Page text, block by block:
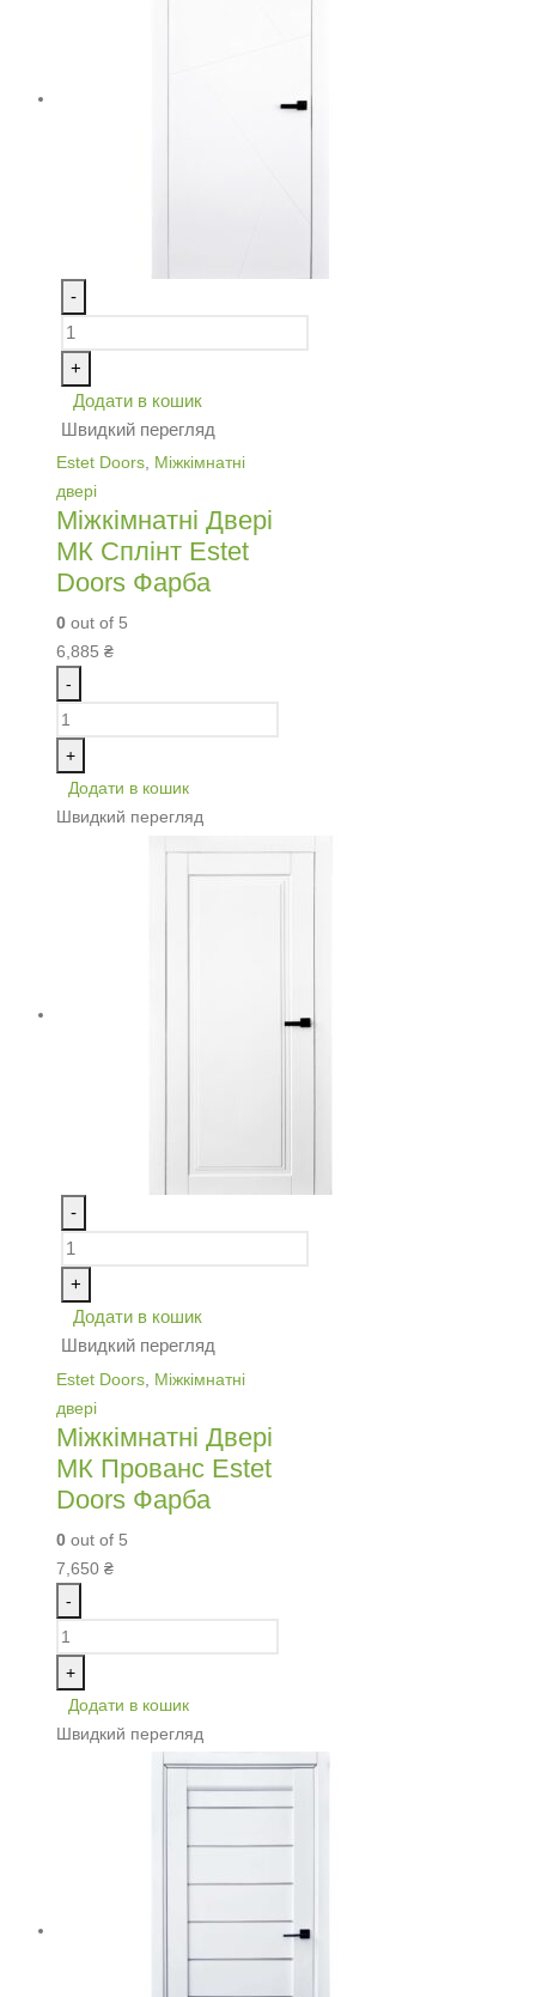
-
+
Додати в кошик
Швидкий перегляд
Estet Doors, Міжкімнатні
двері
Міжкімнатні Двері
МК Сплінт Estet
Doors Фарба
0 out of 5
6,885 ₴
-
+
Додати в кошик
Швидкий перегляд
-
+
Додати в кошик
Швидкий перегляд
Estet Doors Міжкімнатні
двері
Міжкімнатні Двері
МК Прованс Estet
Doors Фарба
0 out of 5
7,650 ₴
-
+
Додати в кошик
Швидкий перегляд